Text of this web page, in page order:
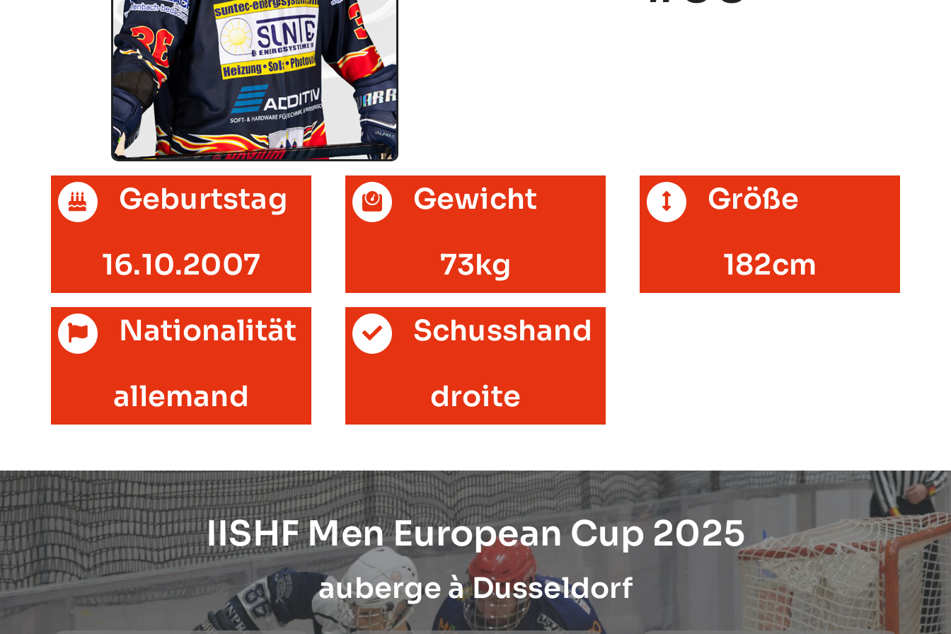
Geburtstag
16.10.2007
Gewicht
73kg
Größe
182cm
Nationalität
allemand
Schusshand
droite
IISHF Men European Cup 2025
auberge à Dusseldorf